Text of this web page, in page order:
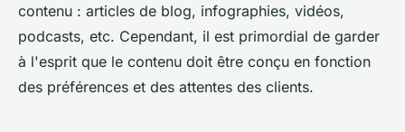
contenu : articles de blog, infographies, vidéos,
podcasts, etc. Cependant, il est primordial de garder
à l'esprit que le contenu doit être conçu en fonction
des préférences et des attentes des clients.